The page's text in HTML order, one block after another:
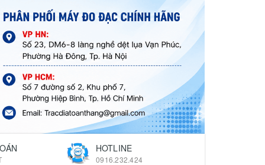
HOTLINE
0916.232.424